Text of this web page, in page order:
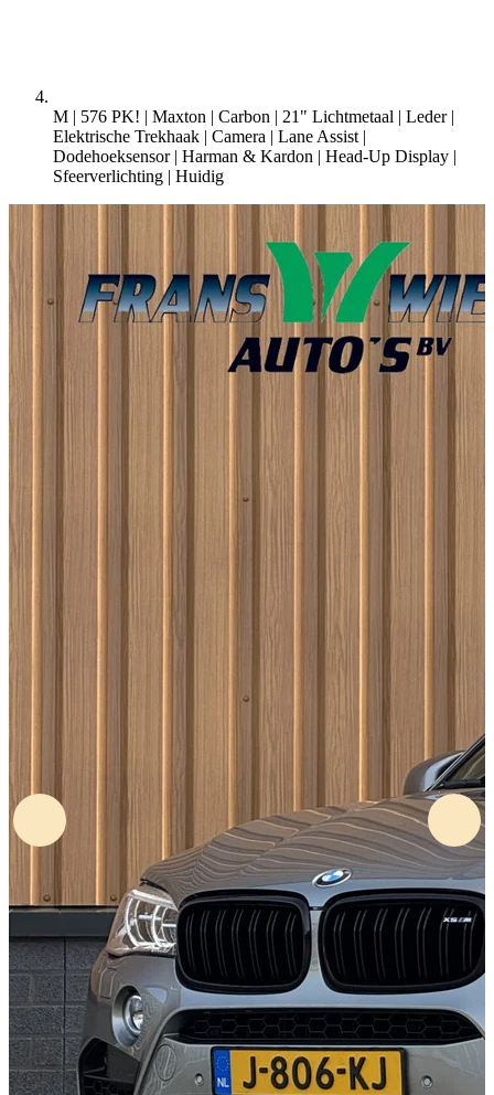
M | 576 PK! | Maxton | Carbon | 21" Lichtmetaal | Leder |
Elektrische Trekhaak | Camera | Lane Assist |
Dodehoeksensor | Harman & Kardon | Head-Up Display |
Sfeerverlichting | Huidig